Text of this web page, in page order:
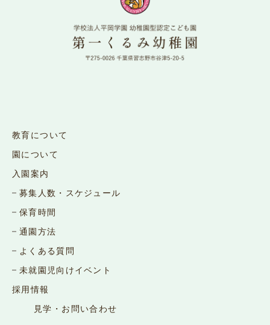
教育について
園について
入園案内
募集人数・スケジュール
保育時間
通園方法
よくある質問
未就園児向けイベント
採用情報
見学・お問い合わせ